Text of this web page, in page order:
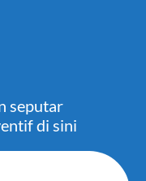
seputar
di sini